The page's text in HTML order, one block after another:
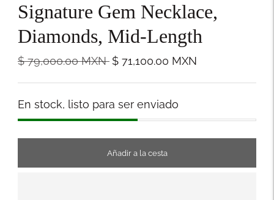
Signature Gem Necklace,
Diamonds, Mid-Length
$ 79,000.00MXNPrecio
$ 71,100.00 MXN
Stock
En stock, listo para ser enviado
Añadir a la cesta